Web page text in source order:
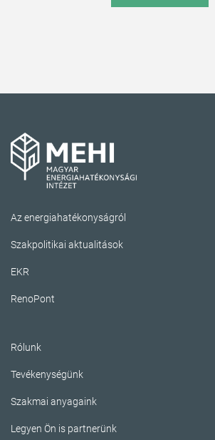
Az energiahatékonyságról
Szakpolitikai aktualitások
EKR
RenoPont
Rólunk
Tevékenységünk
Szakmai anyagaink
Legyen Ön is partnerünk